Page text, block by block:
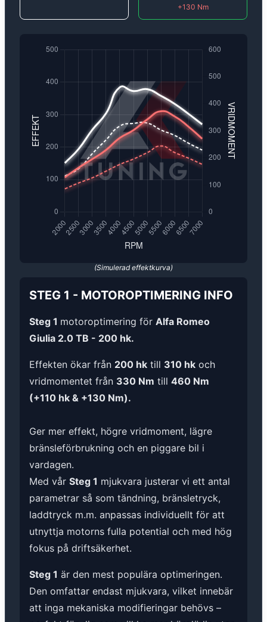
+130 Nm
(Simulerad effektkurva)
STEG 1 - MOTOROPTIMERING INFO
Steg 1 motoroptimering för Alfa Romeo
Giulia 2.0 TB - 200 hk.
Effekten ökar från 200 hk till 310 hk och
vridmomentet från 330 Nm till 460 Nm
(+110 hk & +130 Nm).
Ger mer effekt, högre vridmoment, lägre
bränsleförbrukning och en piggare bil i
vardagen.
Med vår Steg 1 mjukvara justerar vi ett antal
parametrar så som tändning, bränsletryck,
laddtryck m.m. anpassas individuellt för att
utnyttja motorns fulla potential och med hög
fokus på driftsäkerhet.
Steg 1 är den mest populära optimeringen.
Den omfattar endast mjukvara, vilket innebär
att inga mekaniska modifieringar behövs –